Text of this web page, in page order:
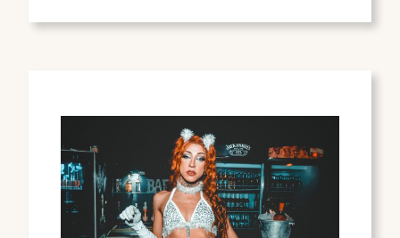
DE
NEDERLANDSE
TECHNOLOGIESECTOR